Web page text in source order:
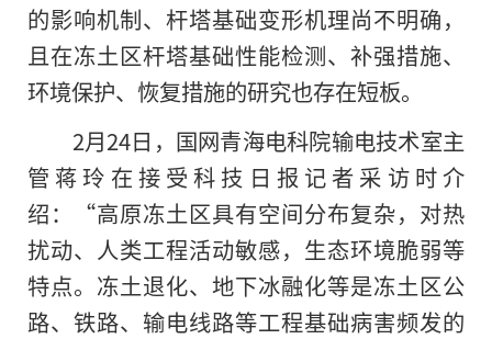
的影响机制、杆塔基础变形机理尚不明确，
且在冻土区杆塔基础性能检测、补强措施、
环境保护、恢复措施的研究也存在短板。
2月24日，国网青海电科院输电技术室主
管蒋玲在接受科技日报记者采访时介
绍：“高原冻土区具有空间分布复杂，对热
扰动、人类工程活动敏感，生态环境脆弱等
特点。冻土退化、地下冰融化等是冻土区公
路、铁路、输电线路等工程基础病害频发的